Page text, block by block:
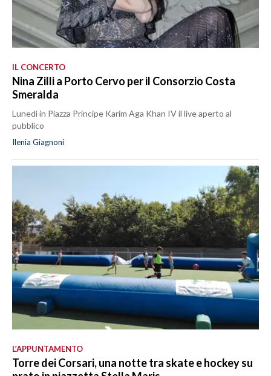
IL CONCERTO
Nina Zilli a Porto Cervo per il Consorzio Costa
Smeralda
Lunedì in Piazza Principe Karim Aga Khan IV il live aperto al
pubblico
Ilenia Giagnoni
L’APPUNTAMENTO
Torre dei Corsari, una notte tra skate e hockey su